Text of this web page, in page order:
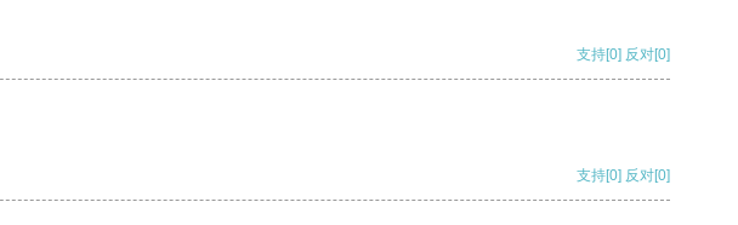
支持[0] 反对[0]
支持[0] 反对[0]